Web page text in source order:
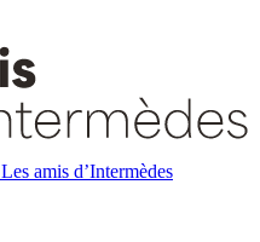
Les amis d’Intermèdes